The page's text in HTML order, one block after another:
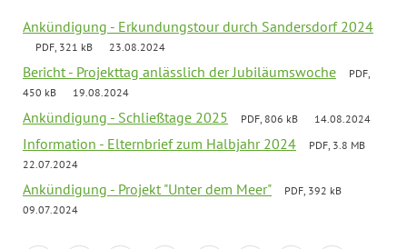
Ankündigung - Erkundungstour durch Sandersdorf 2024
PDF, 321 kB 23.08.2024
Bericht - Projekttag anlässlich der Jubiläumswoche
PDF,
450 kB
19.08.2024
Ankündigung - Schließtage 2025 PDF, 806 kB 14.08.2024
Information - Elternbrief zum Halbjahr 2024
PDF, 3.8 MB
22.07.2024
Ankündigung - Projekt "Unter dem Meer"
PDF, 392 kB
09.07.2024